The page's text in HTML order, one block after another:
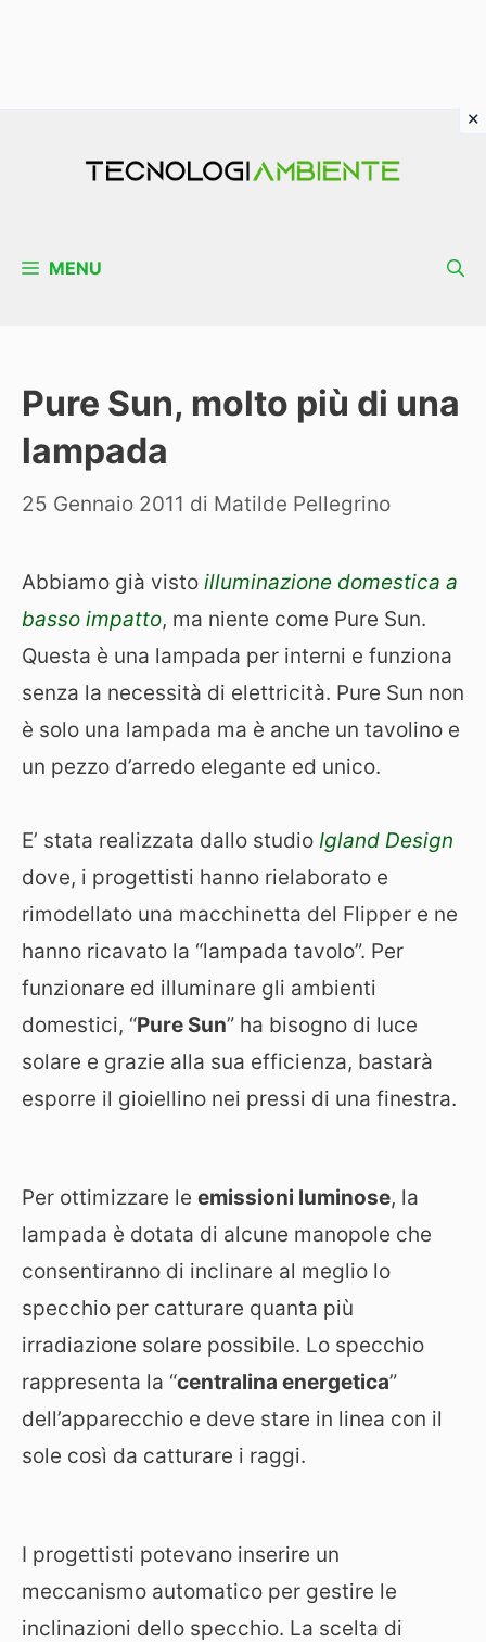
MENU
Pure Sun, molto più di una
lampada
25 Gennaio 2011 di Matilde Pellegrino
Abbiamo già visto illuminazione domestica a
basso impatto, ma niente come Pure Sun.
Questa è una lampada per interni e funziona
senza la necessità di elettricità. Pure Sun non
è solo una lampada ma è anche un tavolino e
un pezzo d’arredo elegante ed unico.
E’ stata realizzata dallo studio Igland Design
dove, i progettisti hanno rielaborato e
rimodellato una macchinetta del Flipper e ne
hanno ricavato la “lampada tavolo”. Per
funzionare ed illuminare gli ambienti
domestici, “Pure Sun” ha bisogno di luce
solare e grazie alla sua efficienza, bastarà
esporre il gioiellino nei pressi di una finestra.
Per ottimizzare le emissioni luminose, la
lampada è dotata di alcune manopole che
consentiranno di inclinare al meglio lo
specchio per catturare quanta più
irradiazione solare possibile. Lo specchio
rappresenta la “centralina energetica”
dell’apparecchio e deve stare in linea con il
sole così da catturare i raggi.
I progettisti potevano inserire un
meccanismo automatico per gestire le
inclinazioni dello specchio. La scelta di